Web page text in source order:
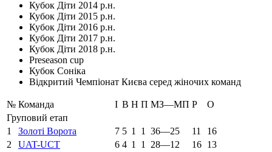
Кубок Діти 2014 р.н.
Кубок Діти 2015 р.н.
Кубок Діти 2016 р.н.
Кубок Діти 2017 р.н.
Кубок Діти 2018 р.н.
Preseason cup
Кубок Соніка
Відкритий Чемпіонат Києва серед жіночих команд
№ Команда І В Н П МЗ—МП Р
О
Груповий етап
1
Золоті Ворота 7 5 1 1 36—25 11
16
2
UAT-UCT 6 4 1 1 28—12 16 13